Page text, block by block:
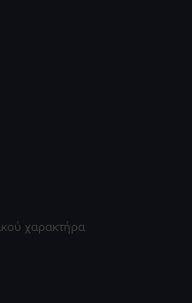
χαρακτήρα